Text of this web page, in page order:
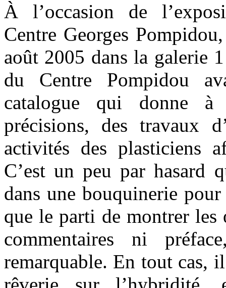
À l’occasion de
Centre Georges
août 2005 dans la galerie
du Centre Pompidou
catalogue qui donne
précisions, des travaux
activités des plasticiens
C’est un peu par hasard
dans une bouquinerie
que le parti de montrer les
commentaires ni
remarquable. En tout cas,